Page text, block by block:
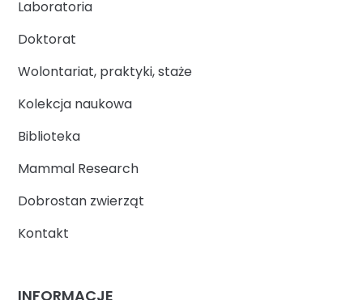
Laboratoria
Doktorat
Wolontariat, praktyki, staże
Kolekcja naukowa
Biblioteka
Mammal Research
Dobrostan zwierząt
Kontakt
INFORMACJE